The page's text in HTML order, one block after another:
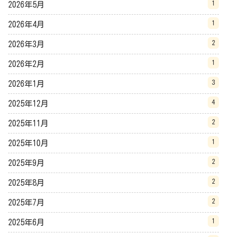
2026年5月 1
2026年4月 1
2026年3月 2
2026年2月 1
2026年1月 3
2025年12月 4
2025年11月 2
2025年10月 1
2025年9月 2
2025年8月 2
2025年7月 2
2025年6月 1